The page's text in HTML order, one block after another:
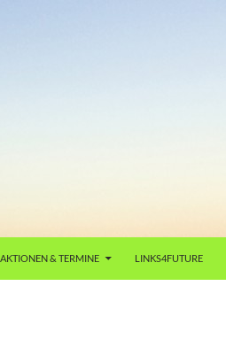
AKTIONEN & TERMINE LINKS4FUTURE